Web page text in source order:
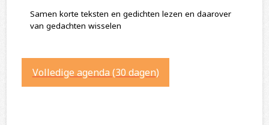
Samen korte teksten en gedichten lezen en daarover
van gedachten wisselen
Volledige agenda (30 dagen)